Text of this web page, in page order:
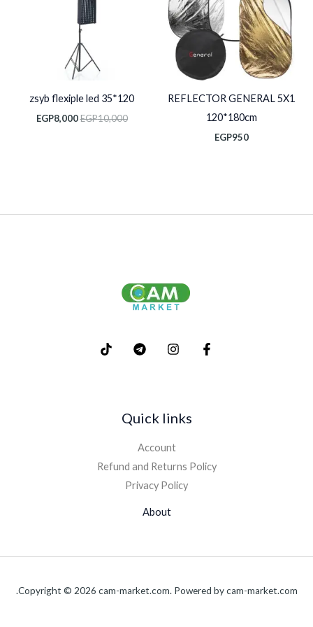
REFLECTOR GENERAL 5X1
120*180cm
EGP950
zsyb flexiple led 35*120
EGP10,000
EGP8,000
Quick links
Account
Refund and Returns Policy
Privacy Policy
About
Copyright © 2026 cam-market.com. Powered by cam-market.com.